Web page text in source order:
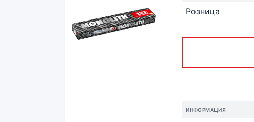
Розница
ИНФОРМАЦИЯ